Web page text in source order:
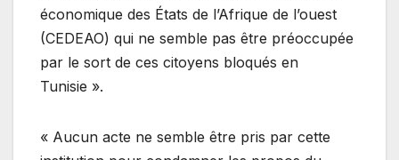
économique des États de l’Afrique de l’ouest
(CEDEAO) qui ne semble pas être préoccupée
par le sort de ces citoyens bloqués en
Tunisie ».
« Aucun acte ne semble être pris par cette